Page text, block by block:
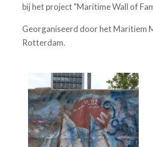
bij het project "Maritime Wall of
Georganiseerd door het Maritiem
Rotterdam.